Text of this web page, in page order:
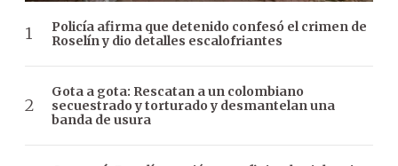
Policía afirma que detenido confesó el crimen de
Roselín y dio detalles escalofriantes
Gota a gota: Rescatan a un colombiano
secuestrado y torturado y desmantelan una
banda de usura